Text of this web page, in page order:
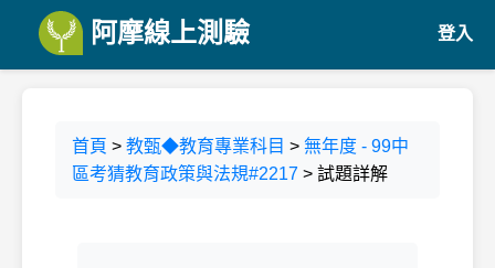
阿摩線上測驗 登入
首頁 > 教甄◆教育專業科目 > 無年度 - 99中
區考猜教育政策與法規#2217 > 試題詳解